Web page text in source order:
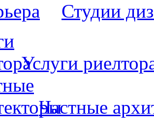
Студии
Услуги
Частные